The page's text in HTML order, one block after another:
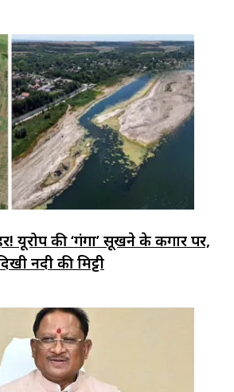
यूरोप की ‘गंगा’ सूखने के कगार पर,
नदी की मिट्टी